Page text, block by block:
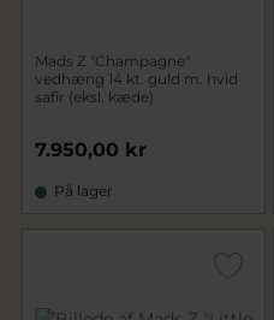
Mads Z "Champagne"
vedhæng 14 kt. guld m. hvid
safir (eksl. kæde)
7.950,00 kr
På lager